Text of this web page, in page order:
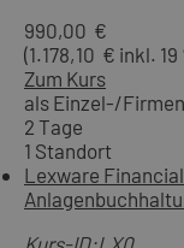
990,00 €
(1.178,10 € inkl.
Zum Kurs
als Einzel-/
2 Tage
1 Standort
Lexware